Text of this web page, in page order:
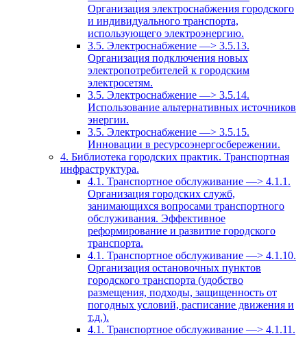
Организация электроснабжения городского
и индивидуального транспорта,
использующего электроэнергию.
3.5. Электроснабжение —> 3.5.13.
Организация подключения новых
электропотребителей к городским
электросетям.
3.5. Электроснабжение —> 3.5.14.
Использование альтернативных источников
энергии.
3.5. Электроснабжение —> 3.5.15.
Инновации в ресурсоэнергосбережении.
4. Библиотека городских практик. Транспортная
инфраструктура.
4.1. Транспортное обслуживание —> 4.1.1.
Организация городских служб,
занимающихся вопросами транспортного
обслуживания. Эффективное
реформирование и развитие городского
транспорта.
4.1. Транспортное обслуживание —> 4.1.10.
Организация остановочных пунктов
городского транспорта (удобство
размещения, подходы, защищенность от
погодных условий, расписание движения и
т.д.).
4.1. Транспортное обслуживание —> 4.1.11.